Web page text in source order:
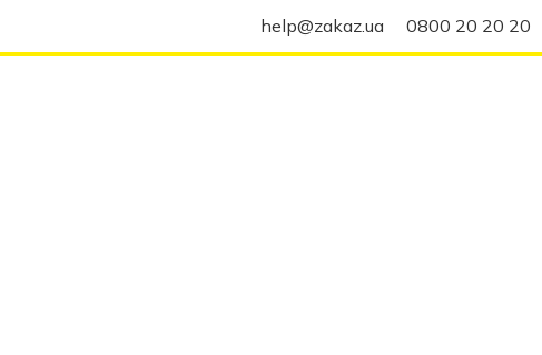
help@zakaz.ua 0800 20 20 20